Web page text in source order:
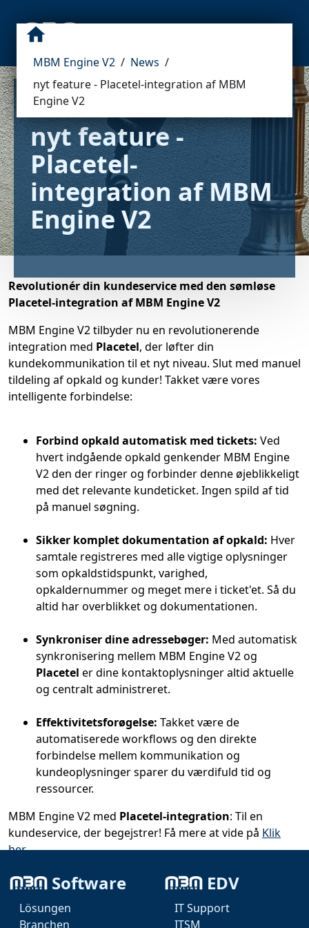
MBM Engine V2 / News /
nyt feature - Placetel-integration af MBM
Engine V2
nyt feature -
Placetel-
integration af MBM
Engine V2
Revolutionér din kundeservice med den sømløse
Placetel-integration af MBM Engine V2
MBM Engine V2 tilbyder nu en revolutionerende
integration med Placetel, der løfter din
kundekommunikation til et nyt niveau. Slut med manuel
tildeling af opkald og kunder! Takket være vores
intelligente forbindelse:
Forbind opkald automatisk med tickets: Ved
hvert indgående opkald genkender MBM Engine
V2 den der ringer og forbinder denne øjeblikkeligt
med det relevante kundeticket. Ingen spild af tid
på manuel søgning.
Sikker komplet dokumentation af opkald: Hver
samtale registreres med alle vigtige oplysninger
som opkaldstidspunkt, varighed,
opkaldernummer og meget mere i ticket'et. Så du
altid har overblikket og dokumentationen.
Synkroniser dine adressebøger: Med automatisk
synkronisering mellem MBM Engine V2 og
Placetel er dine kontaktoplysninger altid aktuelle
og centralt administreret.
Effektivitetsforøgelse: Takket være de
automatiserede workflows og den direkte
forbindelse mellem kommunikation og
kundeoplysninger sparer du værdifuld tid og
ressourcer.
MBM Engine V2 med Placetel-integration: Til en
kundeservice, der begejstrer! Få mere at vide på Klik
her.
#Placetel-integration, #CRM-integration,
#kundesupport, #ticketstyring, #telefoni-software,
#opkaldsgenkendelse, #adressebogssynkronisering,
Software
Lösungen
Branchen
EDV
IT Support
ITSM